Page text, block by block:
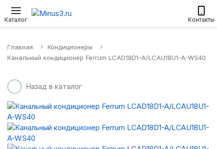
Каталог Контакты
Настенные сплит-системы
Главная
Кондиционеры
Канальный кондиционер Ferrum LCAD18D1-A/LCAU18U1-A-WS40
Назад в каталог